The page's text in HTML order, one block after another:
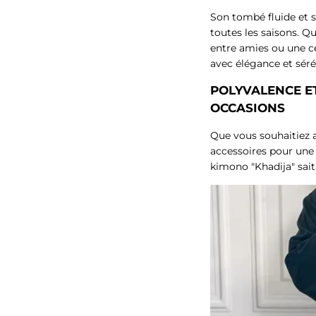
Son tombé fluide et
toutes les saisons.
entre amies ou une
avec élégance et
POLYVALENCE
OCCASIONS
Que vous souhaitiez
accessoires pour
kimono "Khadija"